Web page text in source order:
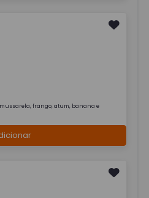
frango, atum, banana e